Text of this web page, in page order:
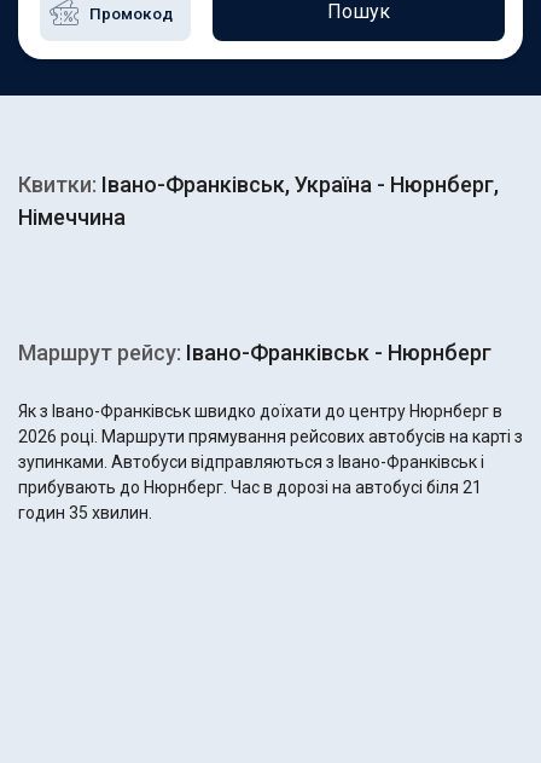
Пошук
Квитки: Івано-Франківськ, Україна - Нюрнберг,
Німеччина
Маршрут рейсу: Івано-Франківськ - Нюрнберг
Як з Івано-Франківськ швидко доїхати до центру Нюрнберг в
2026 році. Маршрути прямування рейсових автобусів на карті з
зупинками. Автобуси відправляються з Івано-Франківськ і
прибувають до Нюрнберг. Час в дорозі на автобусі біля 21
годин 35 хвилин.